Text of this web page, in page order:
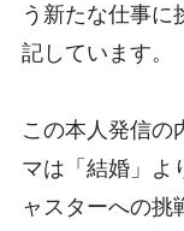
う新たな仕事に
記しています。
この本人発信の
マは「結婚」よ
ャスターへの挑